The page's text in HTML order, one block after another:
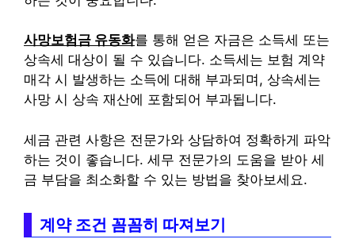
사망보험금 유동화를 통해 얻은 자금은 소득세 또는
상속세 대상이 될 수 있습니다. 소득세는 보험 계약
매각 시 발생하는 소득에 대해 부과되며, 상속세는
사망 시 상속 재산에 포함되어 부과됩니다.
세금 관련 사항은 전문가와 상담하여 정확하게 파악
하는 것이 좋습니다. 세무 전문가의 도움을 받아 세
금 부담을 최소화할 수 있는 방법을 찾아보세요.
계약 조건 꼼꼼히 따져보기